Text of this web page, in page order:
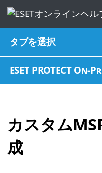
タブを選択
ESET PROTECT On-
カスタム
成